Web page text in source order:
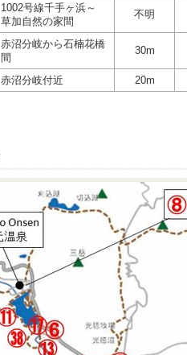
1002号線千手ヶ浜～
草加自然の家間
不明
赤沼分岐から石楠花橋
間
30m
赤沼分岐付近 20m